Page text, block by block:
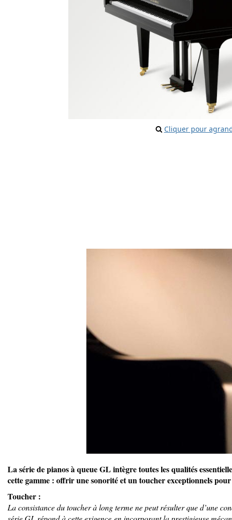
Cliquer pour
La série de pianos à queue GL intègre toutes les qualités
cette gamme : offrir une sonorité et un toucher exceptionnels pour
Toucher :
La consistance du toucher à long terme ne peut résulter que d’une